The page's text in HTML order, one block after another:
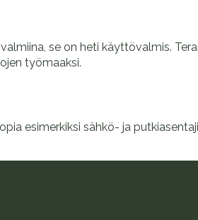
se on heti käyttövalmis.
työmaaksi.
esimerkiksi sähkö- ja